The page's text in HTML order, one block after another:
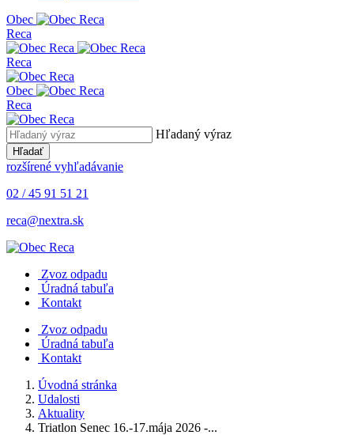
Obec
Reca
Reca
Obec
Reca
Hľadaný výraz
Hľadať
rozšírené vyhľadávanie
02 / 45 91 51 21
reca@nextra.sk
Zvoz odpadu
Úradná tabuľa
Kontakt
Zvoz odpadu
Úradná tabuľa
Kontakt
Úvodná stránka
Udalosti
Aktuality
Triatlon Senec 16.-17.mája 2026 -...